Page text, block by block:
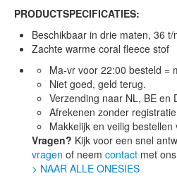
PRODUCTSPECIFICATIES:
Beschikbaar in drie maten, 36 t/
Zachte warme coral fleece stof
Ma-vr voor 22:00 besteld =
Niet goed, geld terug.
Verzending naar NL, BE en
Afrekenen zonder
Makkelijk en veilig bestellen
Vragen? Kijk voor een snel
vragen of neem contact met
> NAAR ALLE ONESIES